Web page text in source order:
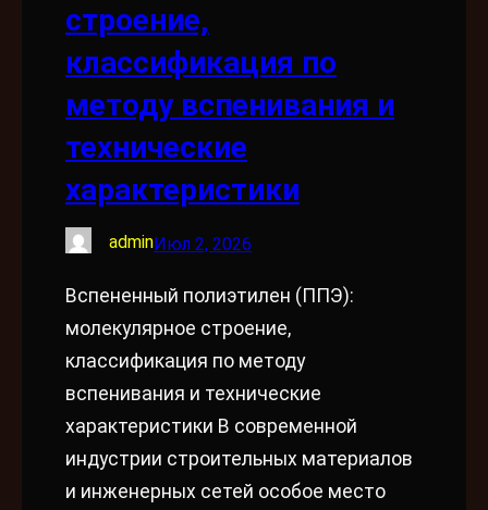
строение,
классификация по
методу вспенивания и
технические
характеристики
adminИюл 2, 2026
Вспененный полиэтилен (ППЭ):
молекулярное строение,
классификация по методу
вспенивания и технические
характеристики В современной
индустрии строительных материалов
и инженерных сетей особое место